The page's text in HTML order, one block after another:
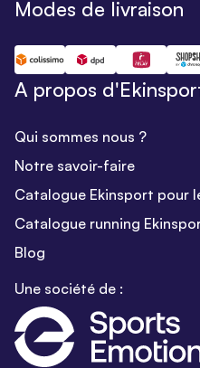
Modes de livraison
A propos
Qui sommes nous ?
Notre savoir-faire
Catalogue Ekinsport pour
Catalogue running
Blog
Une société de :